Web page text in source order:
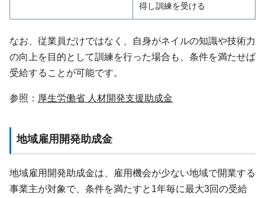
得し訓練を受ける
なお、従業員だけではなく、自身がネイルの知識や技術力
の向上を目的として訓練を行った場合も、条件を満たせば
受給することが可能です。
参照： 厚生労働省 人材開発支援助成金
地域雇用開発助成金
地域雇用開発助成金は、雇用機会が少ない地域で開業する
事業主が対象で、条件を満たすと1年毎に最大3回の受給